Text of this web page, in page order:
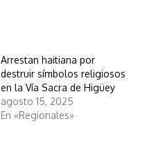
Arrestan haitiana por
destruir símbolos religiosos
en la Vía Sacra de Higüey
agosto 15, 2025
En «Regionales»